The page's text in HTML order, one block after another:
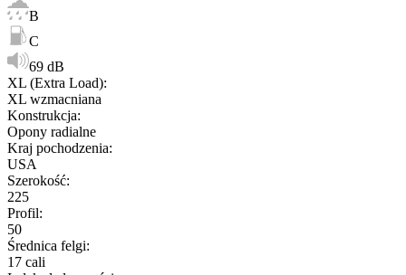
B
C
69 dB
XL (Extra Load):
XL wzmacniana
Konstrukcja:
Opony radialne
Kraj pochodzenia:
USA
Szerokość:
225
Profil:
50
Średnica felgi:
17 cali